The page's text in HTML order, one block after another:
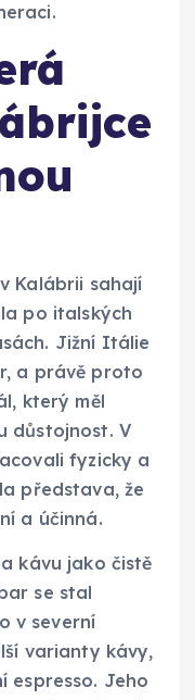
Kalábrii sahají
po italských
Jižní Itálie
a právě proto
který měl
důstojnost. V
fyzicky a
představa, že
a účinná.
kávu jako čistě
se stal
v severní
varianty kávy,
espresso. Jeho